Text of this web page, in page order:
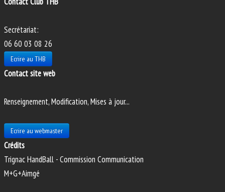
Secrétariat:
06 60 03 08 26
Ecrire au THB
Contact site web
Renseignement, Modification, Mises à jour...
Ecrire au webmaster
Crédits
Trignac HandBall - Commission Communication
M+G+Aimgé